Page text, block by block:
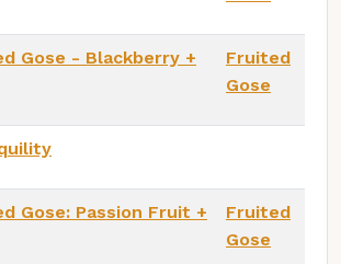
Gose - Blackberry +
Fruited
Gose
Gose: Passion Fruit +
Fruited
Gose